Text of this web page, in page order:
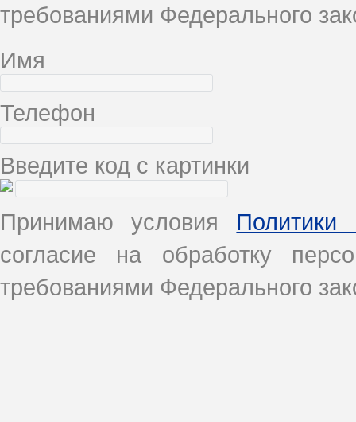
требованиями Федерального
Имя
Телефон
Введите код с картинки
Принимаю условия Политики
согласие на обработку
требованиями Федерального